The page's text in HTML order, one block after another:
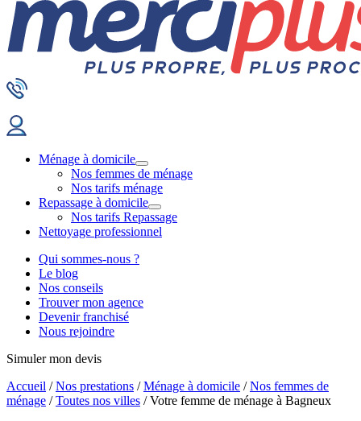
Ménage à domicile
Nos femmes de ménage
Nos tarifs ménage
Repassage à domicile
Nos tarifs Repassage
Nettoyage professionnel
Qui sommes-nous ?
Le blog
Nos conseils
Trouver mon agence
Devenir franchisé
Nous rejoindre
Simuler mon devis
Accueil /Nos prestations /Ménage à domicile /Nos femmes de
ménage /Toutes nos villes /Votre femme de ménage à Bagneux